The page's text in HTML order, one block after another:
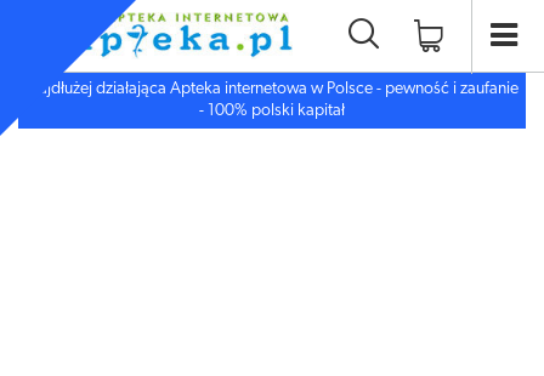
Najdłużej działająca Apteka internetowa w Polsce - pewność i zaufanie
- 100% polski kapitał